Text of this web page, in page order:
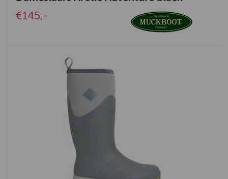
Emma Bridgewater
Signe Nature
€145,-